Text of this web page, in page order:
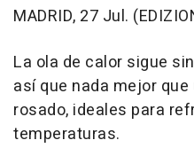
MADRID, 27 Jul.
La ola de calor sigue
así que nada mejor
rosado, ideales para
temperaturas.